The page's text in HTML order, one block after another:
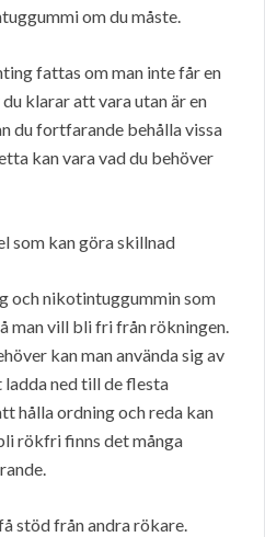
om du måste.
fattas om man inte får en
klarar att vara utan är en
du fortfarande behålla vissa
kan vara vad du behöver
som kan göra skillnad
och nikotintuggummin som
man vill bli fri från rökningen.
kan man använda sig av
ned till de flesta
hålla ordning och reda kan
rökfri finns det många
stöd från andra rökare.